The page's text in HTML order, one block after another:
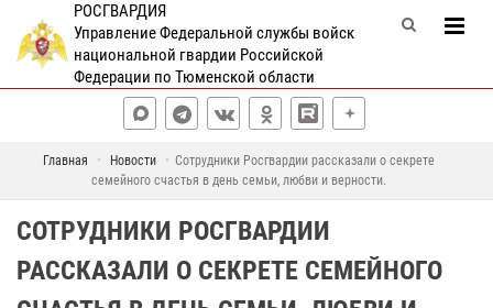
РОСГВАРДИЯ
Управление Федеральной службы войск
национальной гвардии Российской
Федерации по Тюменской области
Главная Новости
Сотрудники Росгвардии рассказали о секрете
семейного счастья в день семьи, любви и верности.
СОТРУДНИКИ РОСГВАРДИИ
РАССКАЗАЛИ О СЕКРЕТЕ СЕМЕЙНОГО